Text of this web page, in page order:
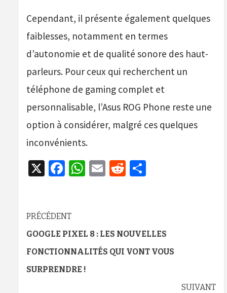
Cependant, il présente également quelques
faiblesses, notamment en termes
d’autonomie et de qualité sonore des haut-
parleurs. Pour ceux qui recherchent un
téléphone de gaming complet et
personnalisable, l’Asus ROG Phone reste une
option à considérer, malgré ces quelques
inconvénients.
X Facebook
WhatsApp
EmailReddit
Navigation
d’article
PRÉCÉDENT
GOOGLE PIXEL 8 : LES NOUVELLES
FONCTIONNALITÉS QUI VONT VOUS
SURPRENDRE !
SUIVANT